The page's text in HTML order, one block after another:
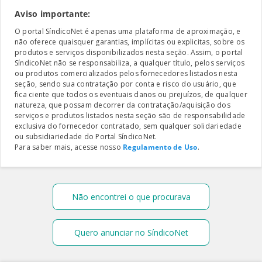
Aviso importante:
O portal SíndicoNet é apenas uma plataforma de aproximação, e
não oferece quaisquer garantias, implícitas ou explicitas, sobre os
produtos e serviços disponibilizados nesta seção. Assim, o portal
SíndicoNet não se responsabiliza, a qualquer título, pelos serviços
ou produtos comercializados pelos fornecedores listados nesta
seção, sendo sua contratação por conta e risco do usuário, que
fica ciente que todos os eventuais danos ou prejuízos, de qualquer
natureza, que possam decorrer da contratação/aquisição dos
serviços e produtos listados nesta seção são de responsabilidade
exclusiva do fornecedor contratado, sem qualquer solidariedade
ou subsidiariedade do Portal SíndicoNet.
Para saber mais, acesse nosso Regulamento de Uso.
Não encontrei o que procurava
Quero anunciar no SíndicoNet